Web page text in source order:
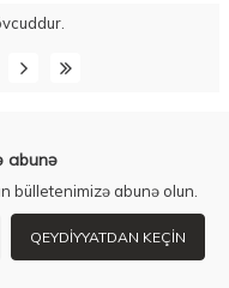
abunə
bülletenimizə abunə olun.
QEYDIYYATDAN KEÇIN